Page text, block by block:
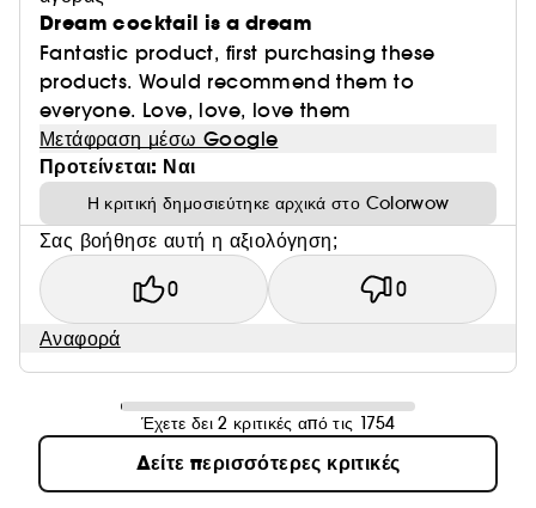
Dream cocktail is a dream
Fantastic product, first purchasing these
products. Would recommend them to
everyone. Love, love, love them
Μετάφραση μέσω Google
Προτείνεται: Ναι
Η κριτική δημοσιεύτηκε αρχικά στο Colorwow
Σας βοήθησε αυτή η αξιολόγηση;
0 0
Αναφορά
Έχετε δει 2 κριτικές από τις 1754
Δείτε περισσότερες κριτικές